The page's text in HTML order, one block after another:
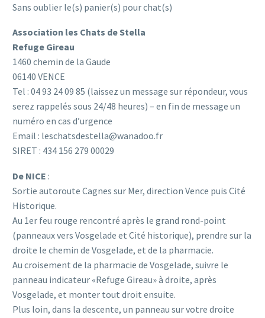
Sans oublier le(s) panier(s) pour chat(s)
Association les Chats de Stella
Refuge Gireau
1460 chemin de la Gaude
06140 VENCE
Tel : 04 93 24 09 85 (laissez un message sur répondeur, vous
serez rappelés sous 24/48 heures) – en fin de message un
numéro en cas d’urgence
Email : leschatsdestella@wanadoo.fr
SIRET : 434 156 279 00029
De NICE :
Sortie autoroute Cagnes sur Mer, direction Vence puis Cité
Historique.
Au 1er feu rouge rencontré après le grand rond-point
(panneaux vers Vosgelade et Cité historique), prendre sur la
droite le chemin de Vosgelade, et de la pharmacie.
Au croisement de la pharmacie de Vosgelade, suivre le
panneau indicateur «Refuge Gireau» à droite, après
Vosgelade, et monter tout droit ensuite.
Plus loin, dans la descente, un panneau sur votre droite